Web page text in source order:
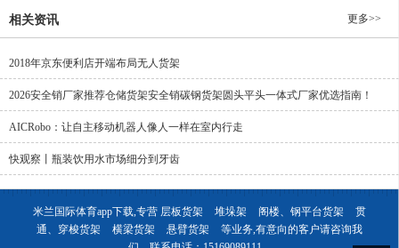
相关资讯 更多>>
2018年京东便利店开端布局无人货架
2026安全销厂家推荐仓储货架安全销碳钢货架圆头平头一体式厂家优选指南！
AICRobo：让自主移动机器人像人一样在室内行走
快观察丨瓶装饮用水市场细分到牙齿
米兰国际体育app下载,专营 层板货架 堆垛架 阁楼、钢平台货架
贯
通、穿梭货架
横梁货架 悬臂货架
等业务,有意向的客户请咨询我